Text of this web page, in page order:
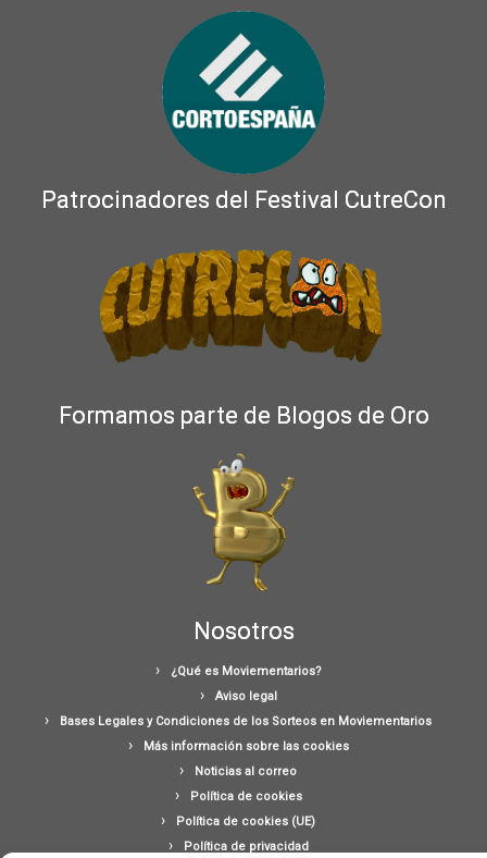
Patrocinadores del Festival CutreCon
Formamos parte de Blogos de Oro
Nosotros
¿Qué es Moviementarios?
Aviso legal
Bases Legales y Condiciones de los Sorteos en Moviementarios
Más información sobre las cookies
Noticias al correo
Política de cookies
Política de cookies (UE)
Política de privacidad